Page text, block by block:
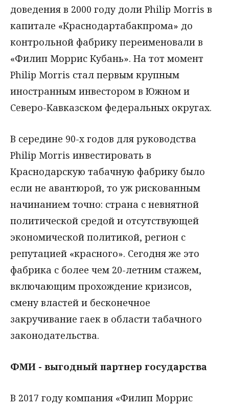
доведения в 2000 году доли Philip Morris в
капитале «Краснодартабакпрома» до
контрольной фабрику переименовали в
«Филип Моррис Кубань». На тот момент
Philip Morris стал первым крупным
иностранным инвестором в Южном и
Северо-Кавказском федеральных округах.
В середине 90-х годов для руководства
Philip Morris инвестировать в
Краснодарскую табачную фабрику было
если не авантюрой, то уж рискованным
начинанием точно: страна с невнятной
политической средой и отсутствующей
экономической политикой, регион с
репутацией «красного». Сегодня же это
фабрика с более чем 20-летним стажем,
включающим прохождение кризисов,
смену властей и бесконечное
закручивание гаек в области табачного
законодательства.
ФМИ - выгодный партнер государства
В 2017 году компания «Филип Моррис